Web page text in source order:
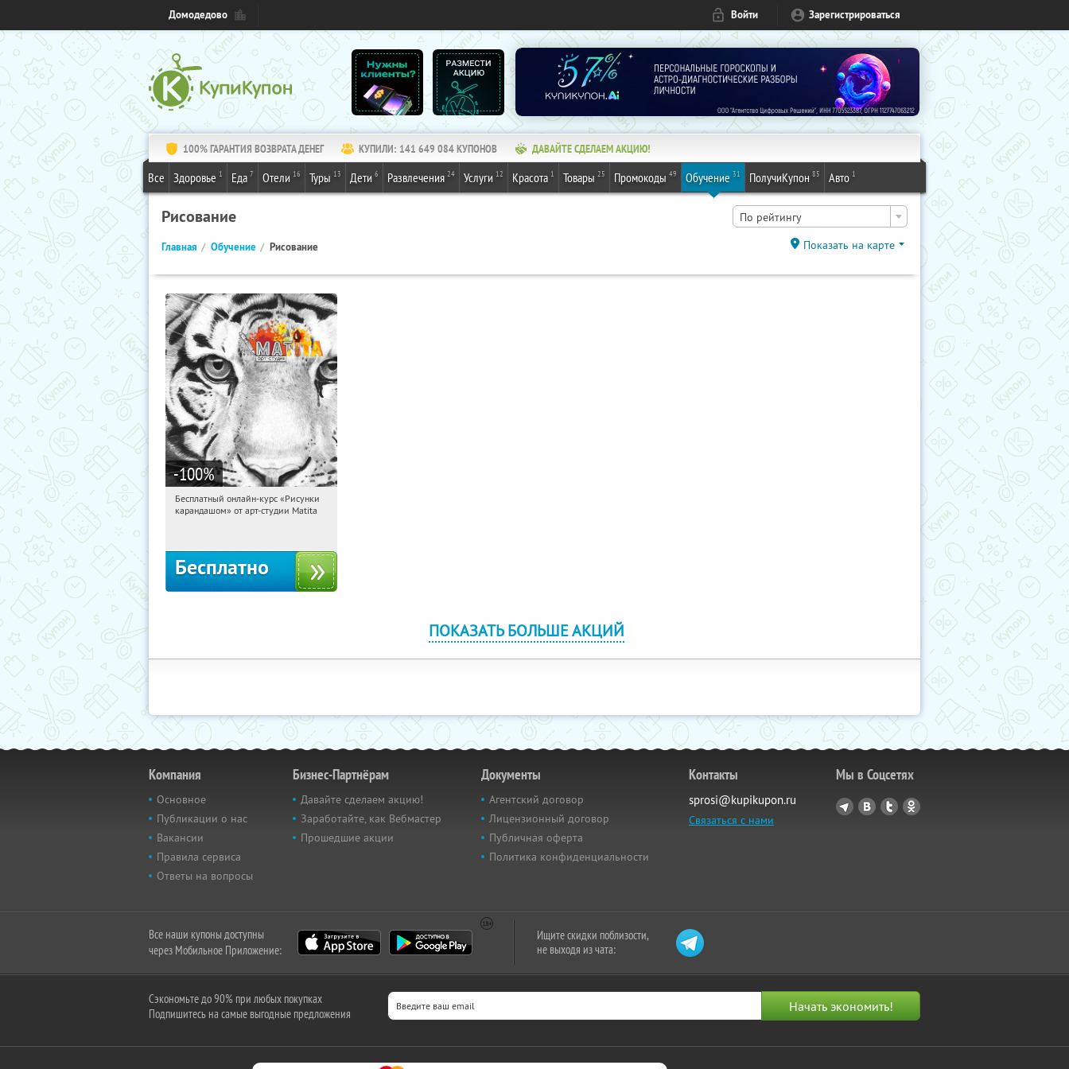
Домодедово Войти Зарегистрироваться
100% ГАРАНТИЯ ВОЗВРАТА ДЕНЕГ КУПИЛИ: 141 649 084КУПОНОВ ДАВАЙТЕ СДЕЛАЕМ АКЦИЮ!
Все Здоровье 1 Еда 7 Отели 16 Туры 13 Дети 6 Развлечения 24 Услуги 12 Красота 1 Товары 25 Промокоды 49 Обучение 31 ПолучиКупон 85 Авто 1
Рисование По рейтингу
Главная Обучение Рисование Показать на карте
-100%
04:04:29 Получили:35
Бесплатный онлайн-курс «Рисунки
карандашом» от арт-студии Matita
Бесплатно
ПОКАЗАТЬ БОЛЬШЕ АКЦИЙ
Компания
Основное
Публикации о нас
Вакансии
Правила сервиса
Ответы на вопросы
Бизнес-Партнёрам
Давайте сделаем акцию!
Заработайте, как Вебмастер
Прошедшие акции
Документы
Агентский договор
Лицензионный договор
Публичная оферта
Политика конфиденциальности
Контакты
sprosi@kupikupon.ru
Связаться с нами
Мы в Соцсетях
Все наши купоны доступны
через Мобильное Приложение:
Ищите скидки поблизости,
не выходя из чата:
Сэкономьте до 90% при любых покупках
Подпишитесь на самые выгодные предложения